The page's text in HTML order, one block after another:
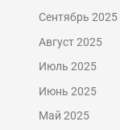
Сентябрь 2025
Август 2025
Июль 2025
Июнь 2025
Май 2025